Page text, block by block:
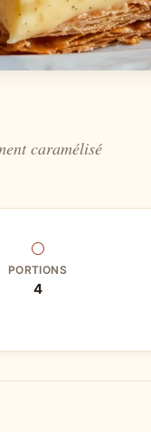
caramélisé
⚪
PORTIONS
4